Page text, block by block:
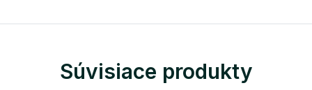
Súvisiace produkty